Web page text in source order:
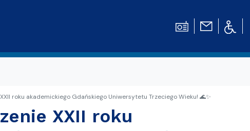
roku akademickiego Gdańskiego Uniwersytetu Trzeciego Wieku! 🌊✨
XXII roku